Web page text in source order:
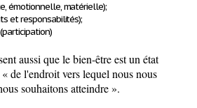
émotionnelle, matérielle);
et responsabilités);
aussi que le bien-être est un état
de l'endroit vers lequel nous nous
souhaitons atteindre ».